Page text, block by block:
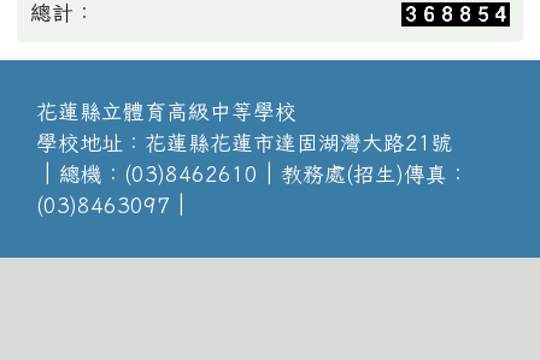
總計：
花蓮縣立體育高級中等學校
學校地址：花蓮縣花蓮市達固湖灣大路21號
│總機：(03)8462610│教務處(招生)傳真：
(03)8463097│